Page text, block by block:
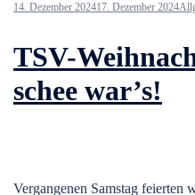
14. Dezember 202417. Dezember 2024
TSV-
schee war’s!
Vergangenen Samstag feierten